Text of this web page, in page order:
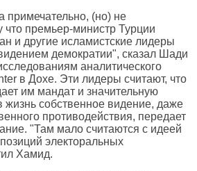
примечательно, (но) не
что премьер-министр Турции
и другие исламистские лидеры
демократии", сказал Шади
аналитического
в Дохе. Эти лидеры считают, что
им мандат и значительную
жизнь собственное видение, даже
противодействия, передает
"Там мало считаются с идеей
электоральных
Хамид.